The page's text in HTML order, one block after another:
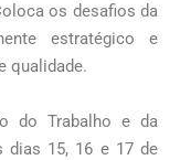
os desafios da
estratégico e
qualidade.
do Trabalho e da
dias 15, 16 e 17 de